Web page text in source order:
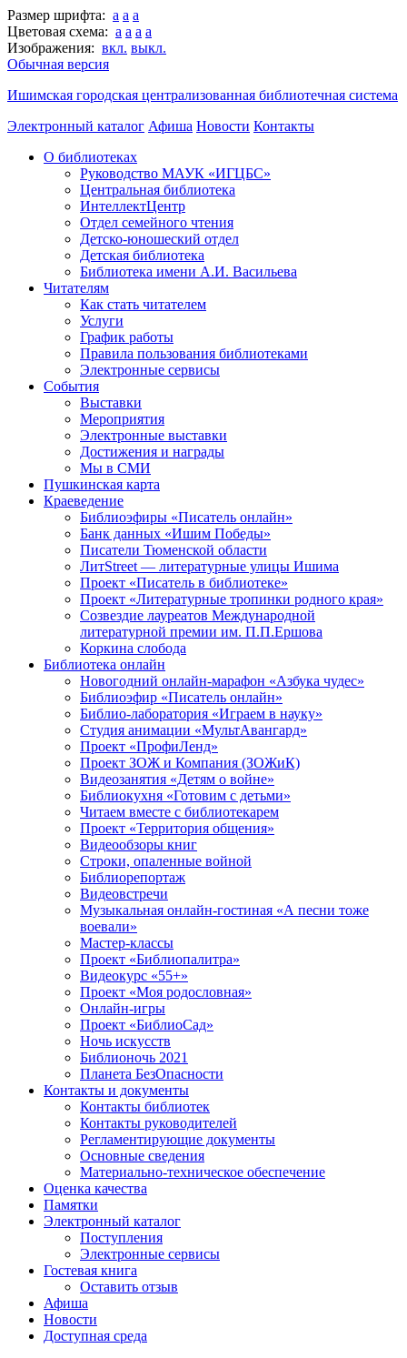
Размер шрифта: a a a
Цветовая схема: a a a a
Изображения: вкл. выкл.
Обычная версия
Ишимская городская централизованная библиотечная система
Электронный каталог Афиша Новости Контакты
О библиотеках
Руководство МАУК «ИГЦБС»
Центральная библиотека
ИнтеллектЦентр
Отдел семейного чтения
Детско-юношеский отдел
Детская библиотека
Библиотека имени А.И. Васильева
Читателям
Как стать читателем
Услуги
График работы
Правила пользования библиотеками
Электронные сервисы
События
Выставки
Мероприятия
Электронные выставки
Достижения и награды
Мы в СМИ
Пушкинская карта
Краеведение
Библиоэфиры «Писатель онлайн»
Банк данных «Ишим Победы»
Писатели Тюменской области
ЛитStreet — литературные улицы Ишима
Проект «Писатель в библиотеке»
Проект «Литературные тропинки родного края»
Созвездие лауреатов Международной
литературной премии им. П.П.Ершова
Коркина слобода
Библиотека онлайн
Новогодний онлайн-марафон «Азбука чудес»
Библиоэфир «Писатель онлайн»
Библио-лаборатория «Играем в науку»
Студия анимации «МультАвангард»
Проект «ПрофиЛенд»
Проект ЗОЖ и Компания (ЗОЖиК)
Видеозанятия «Детям о войне»
Библиокухня «Готовим с детьми»
Читаем вместе с библиотекарем
Проект «Территория общения»
Видеообзоры книг
Строки, опаленные войной
Библиорепортаж
Видеовстречи
Музыкальная онлайн-гостиная «А песни тоже
воевали»
Мастер-классы
Проект «Библиопалитра»
Видеокурс «55+»
Проект «Моя родословная»
Онлайн-игры
Проект «БиблиоСад»
Ночь искусств
Библионочь 2021
Планета БезОпасности
Контакты и документы
Контакты библиотек
Контакты руководителей
Регламентирующие документы
Основные сведения
Материально-техническое обеспечение
Оценка качества
Памятки
Электронный каталог
Поступления
Электронные сервисы
Гостевая книга
Оставить отзыв
Афиша
Новости
Доступная среда